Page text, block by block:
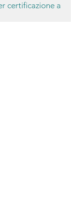
certificazione a